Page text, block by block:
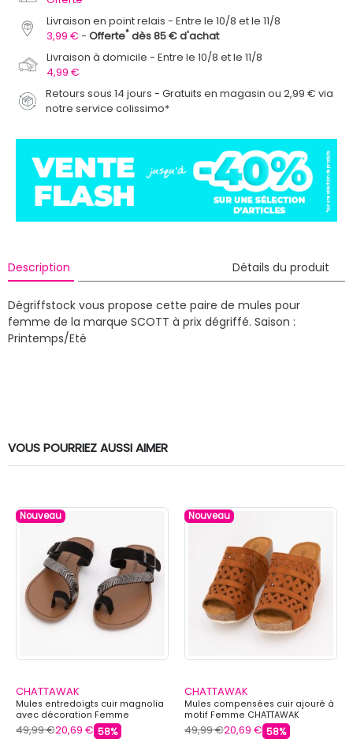
Livraison en point relais
Entre le 10/8 et le 11/8
3,99 €
Offerte* dès 85 € d'achat
Livraison à domicile
Entre le 10/8 et le 11/8
4,99 €
Retours sous 14 jours - Gratuits en magasin ou 2,99 € via
notre service colissimo*
Description Détails du produit
Dégriffstock vous propose cette paire de mules pour
femme de la marque SCOTT à prix dégriffé. Saison :
Printemps/Eté
VOUS POURRIEZ AUSSI AIMER
Nouveau
CHATTAWAK
Mules entredoigts cuir magnolia
avec décoration Femme
CHATTAWAK
49,99 €20,69 € 58%
Nouveau
CHATTAWAK
Mules compensées cuir ajouré à
motif Femme CHATTAWAK
49,99 €20,69 € 58%